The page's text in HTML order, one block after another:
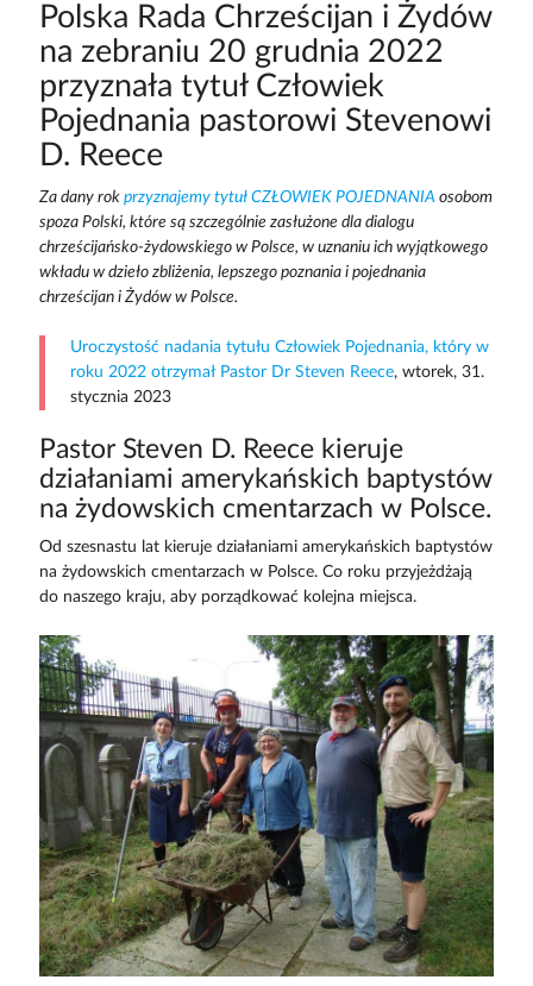
Polska Rada Chrześcijan i Żydów
na zebraniu 20 grudnia 2022
przyznała tytuł Człowiek
Pojednania pastorowi Stevenowi
D. Reece
Za dany rok przyznajemy tytuł CZŁOWIEK POJEDNANIAosobom
spoza Polski, które są szczególnie zasłużone dla dialogu
chrześcijańsko-żydowskiego w Polsce, w uznaniu ich wyjątkowego
wkładu w dzieło zbliżenia, lepszego poznania i pojednania
chrześcijan i Żydów w Polsce.
Uroczystość nadania tytułu Człowiek Pojednania, który w
roku 2022 otrzymał Pastor Dr Steven Reece, wtorek, 31.
stycznia 2023
Pastor Steven D. Reece kieruje
działaniami amerykańskich baptystów
na żydowskich cmentarzach w Polsce.
Od szesnastu lat kieruje działaniami amerykańskich baptystów
na żydowskich cmentarzach w Polsce. Co roku przyjeżdżają
do naszego kraju, aby porządkować kolejna miejsca.